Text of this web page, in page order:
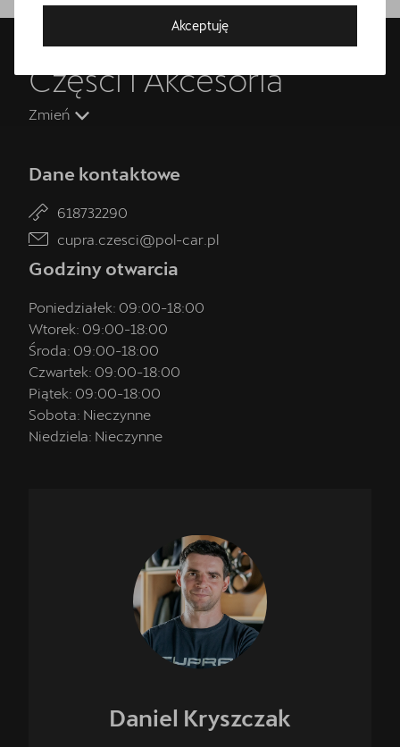
Umów wizytę serwisową
CUPRA Studio Poznań - Suchy Las.
Części i Akcesoria
Zmień
Dane kontaktowe
618732290
cupra.czesci@pol-car.pl
Godziny otwarcia
Poniedziałek: 09:00-18:00
Wtorek: 09:00-18:00
Środa: 09:00-18:00
Czwartek: 09:00-18:00
Piątek: 09:00-18:00
Sobota: Nieczynne
Niedziela: Nieczynne
Daniel Kryszczak
Akceptuję